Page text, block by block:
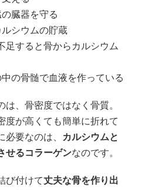
臓器を守る
シウムの貯蔵
足すると骨からカルシウム
の骨髄で血液を作っている
は、骨密度ではなく骨質。
度が高くても簡単に折れて
必要なのは、
カルシウムと
せるコラーゲンなのです。
び付けて丈夫な骨を作り出